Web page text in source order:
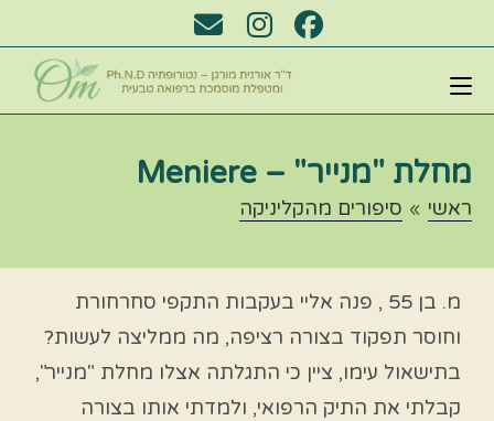
מחלת "מנייר" – Meniere​
ראשי » סיפורים מהקליניקה
מ. בן 55 , פנה אליי בעקבות התקפי סחרחורת
וחוסר תפקוד בצורה רציפה, מה ממליצה לעשות?
בתישאול עימו, ציין כי התגלתה אצלו מחלת "מנייר",
קבלתי את התיק הרפואי, ולמדתי אותו בצורה